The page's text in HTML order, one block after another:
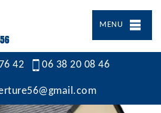
MENU
42 06 38 20 08 46